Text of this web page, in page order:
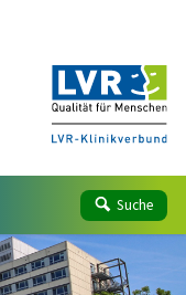
Suche